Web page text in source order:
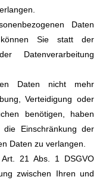
Daten
können Sie statt der
Datenverarbeitung
Daten nicht mehr
Verteidigung oder
benötigen, haben
Einschränkung der
Daten zu verlangen.
21 Abs. 1 DSGVO
zwischen Ihren und